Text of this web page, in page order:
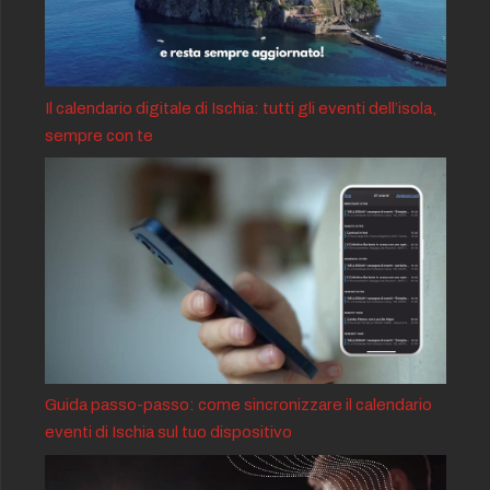
Il calendario digitale di Ischia: tutti gli eventi dell’isola,
sempre con te
Guida passo-passo: come sincronizzare il calendario
eventi di Ischia sul tuo dispositivo